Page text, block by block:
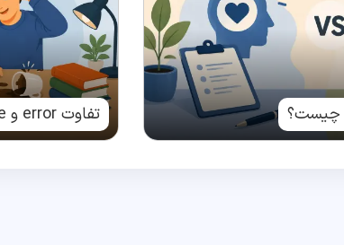
تفاوت error و mistake چیست؟